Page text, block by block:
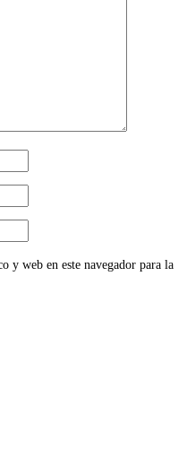
y web en este navegador para la